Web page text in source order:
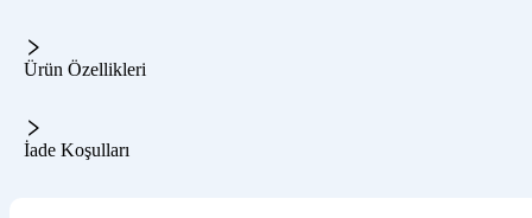
Ürün Özellikleri
İade Koşulları